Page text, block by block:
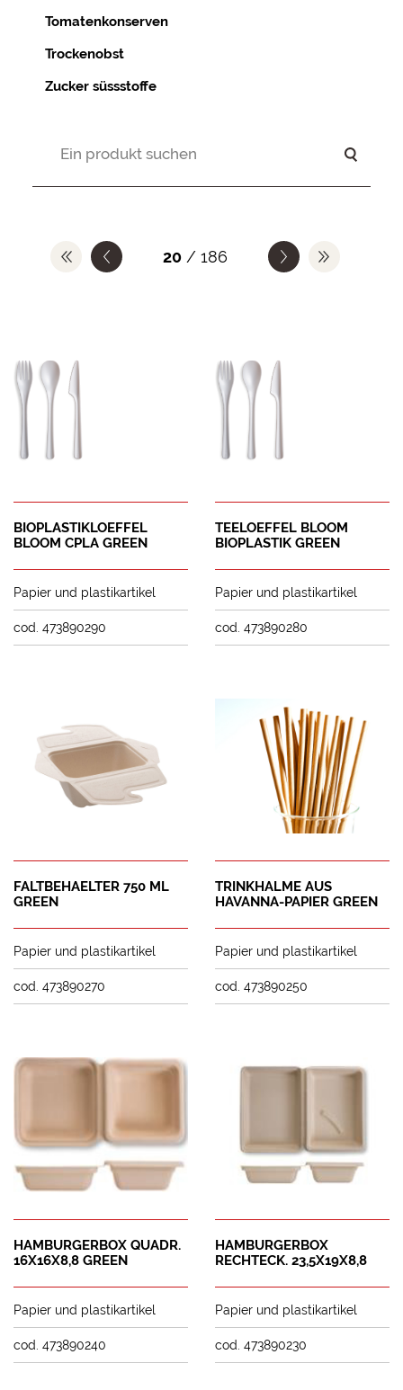
Tomatenkonserven
Trockenobst
Zucker süssstoffe
20/ 186
BIOPLASTIKLOEFFEL
BLOOM CPLA GREEN
Papier und plastikartikel
cod. 473890290
TEELOEFFEL BLOOM
BIOPLASTIK GREEN
Papier und plastikartikel
cod. 473890280
FALTBEHAELTER 750 ML
GREEN
Papier und plastikartikel
cod. 473890270
TRINKHALME AUS
HAVANNA-PAPIER GREEN
Papier und plastikartikel
cod. 473890250
HAMBURGERBOX QUADR.
16X16X8,8 GREEN
Papier und plastikartikel
cod. 473890240
HAMBURGERBOX
RECHTECK. 23,5X19X8,8
Papier und plastikartikel
cod. 473890230